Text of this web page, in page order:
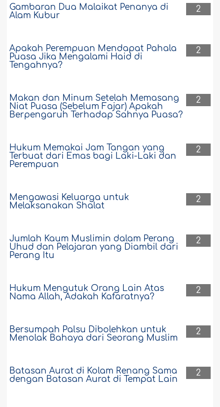
2
Gambaran Dua Malaikat Penanya di
Alam Kubur
2
Apakah Perempuan Mendapat Pahala
Puasa Jika Mengalami Haid di
Tengahnya?
2
Makan dan Minum Setelah Memasang
Niat Puasa (Sebelum Fajar) Apakah
Berpengaruh Terhadap Sahnya Puasa?
2
Hukum Memakai Jam Tangan yang
Terbuat dari Emas bagi Laki-Laki dan
Perempuan
2
Mengawasi Keluarga untuk
Melaksanakan Shalat
2
Jumlah Kaum Muslimin dalam Perang
Uhud dan Pelajaran yang Diambil dari
Perang Itu
2
Hukum Mengutuk Orang Lain Atas
Nama Allah, Adakah Kafaratnya?
2
Bersumpah Palsu Dibolehkan untuk
Menolak Bahaya dari Seorang Muslim
2
Batasan Aurat di Kolam Renang Sama
dengan Batasan Aurat di Tempat Lain